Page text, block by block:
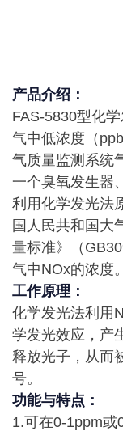
产品介绍：
FAS-5830型化
气中低浓度（
气质量监测系统
一个臭氧发生器
利用化学发光法
国人民共和国大
量标准》（
气中NOx的浓度。
工作原理：
化学发光法利用
学发光效应，产
释放光子，从而
号。
功能与特点：
1.可在0-1ppm或